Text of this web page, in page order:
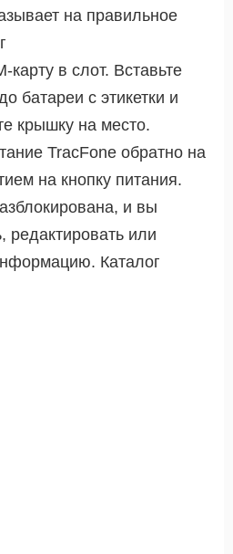
на правильное
в слот. Вставьте
батареи с этикетки и
крышку на место.
TracFone обратно на
на кнопку питания.
и вы
редактировать или
Каталог